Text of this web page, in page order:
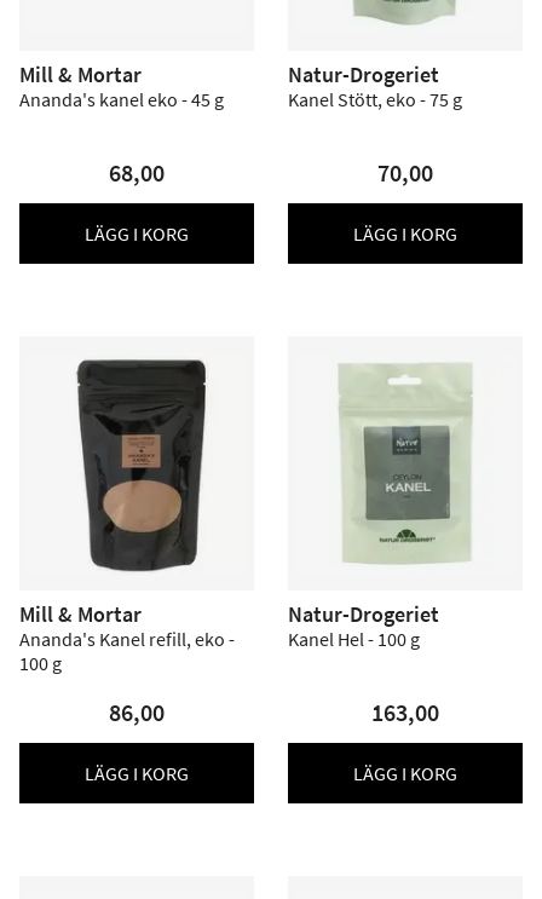
Mill & Mortar
Ananda's kanel eko - 45 g
68,00
LÄGG I KORG
Natur-Drogeriet
Kanel Stött, eko - 75 g
70,00
LÄGG I KORG
Mill & Mortar
Ananda's Kanel refill, eko -
100 g
86,00
LÄGG I KORG
Natur-Drogeriet
Kanel Hel - 100 g
163,00
LÄGG I KORG